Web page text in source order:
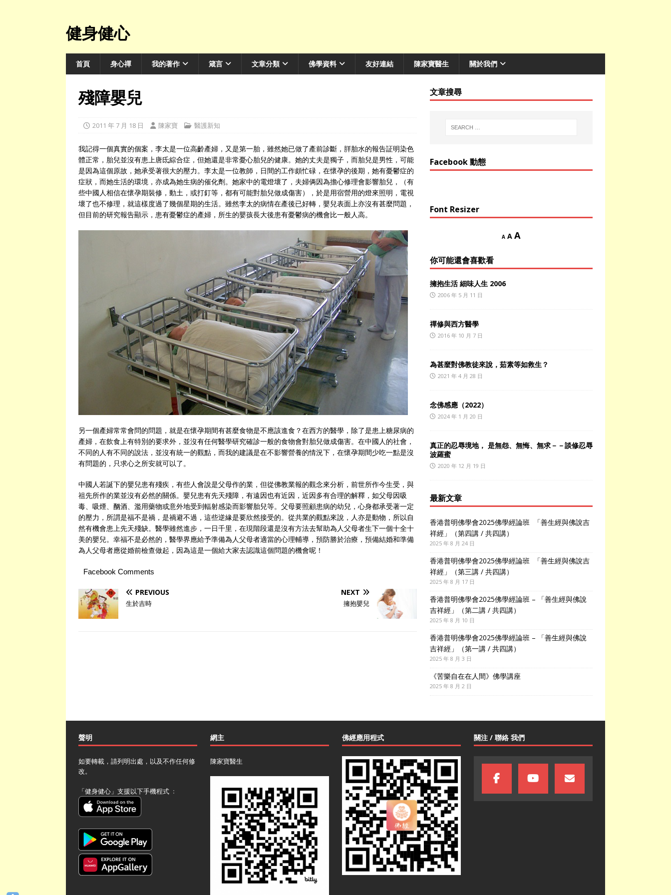
健身健心
首頁 身心禪 我的著作 箴言 文章分類 佛學資料 友好連結 陳家寶醫生 關於我們
殘障嬰兒
2011 年 7 月 18 日 陳家寶 醫護新知
我記得一個真實的個案，李太是一位高齡產婦，又是第一胎，雖然她已做了產前診斷，羘胎水的報告証明染色
體正常，胎兒並沒有患上唐氐綜合症，但她還是非常憂心胎兒的健康。她的丈夫是獨子，而胎兒是男性，可能
是因為這個原故，她承受著很大的壓力。李太是一位教師，日間的工作頗忙碌，在懷孕的後期，她有憂鬱症的
症狀，而她生活的環境，亦成為她生病的催化劑。她家中的電燈壞了，夫婦俩因為擔心修理會影響胎兒，（有
些中國人相信在懷孕期裝修，動土，或打釘等，都有可能對胎兒做成傷害），於是用宿營用的燈來照明，電視
壞了也不修理，就這樣度過了幾個星期的生活。雖然李太的病情在產後已好轉，嬰兒表面上亦沒有甚麼問題，
但目前的研究報告顯示，患有憂鬱症的產婦，所生的嬰孩長大後患有憂鬱病的機會比一般人高。
另一個產婦常常會問的問題，就是在懷孕期間有甚麼食物是不應該進食？在西方的醫學，除了是患上糖尿病的
產婦，在飲食上有特別的要求外，並沒有任何醫學研究確診一般的食物會對胎兒做成傷害。在中國人的社會，
不同的人有不同的說法，並沒有統一的觀點，而我的建議是在不影響營養的情況下，在懷孕期間少吃一點是沒
有問題的，只求心之所安就可以了。
中國人若誕下的嬰兒患有殘疾，有些人會說是父母作的業，但從佛教業報的觀念來分析，前世所作今生受，與
祖先所作的業並沒有必然的關係。嬰兒患有先天殘障，有遠因也有近因，近因多有合理的解釋，如父母因吸
毒、吸煙、酗酒、濫用藥物或意外地受到輻射感染而影響胎兒等。父母要照顧患病的幼兒，心身都承受著一定
的壓力，所謂是福不是禍，是禍避不過，這些逆緣是要欣然接受的。從共業的觀點來說，人亦是動物，所以自
然有機會患上先天殘缺。醫學雖然進步，一日千里，在現階段還是沒有方法去幫助為人父母者生下一個十全十
美的嬰兒。幸福不是必然的，醫學界應給予準備為人父母者適當的心理輔導，預防勝於治療，預備結婚和準備
為人父母者應從婚前檢查做起，因為這是一個給大家去認識這個問題的機會呢！
Facebook Comments
PREVIOUS
生於吉時
NEXT
擁抱嬰兒
文章搜尋
Facebook 動態
Font Resizer
A A A
你可能還會喜歡看
擁抱生活 細味人生 2006
2006 年 5 月 11 日
禪修與西方醫學
2016 年 10 月 7 日
為甚麼對佛教徒來說，茹素等如救生？
2021 年 4 月 28 日
念佛感應（2022）
2024 年 1 月 20 日
真正的忍辱境地， 是無怨、無悔、無求－－談修忍辱
波羅蜜
2020 年 12 月 19 日
最新文章
香港普明佛學會2025佛學經論班 「善生經與佛說吉
祥經」（第四講 / 共四講）
2025 年 8 月 24 日
香港普明佛學會2025佛學經論班 「善生經與佛說吉
祥經」（第三講 / 共四講）
2025 年 8 月 17 日
香港普明佛學會2025佛學經論班 – 「善生經與佛說
吉祥經」（第二講 / 共四講）
2025 年 8 月 10 日
香港普明佛學會2025佛學經論班 – 「善生經與佛說
吉祥經」（第一講 / 共四講）
2025 年 8 月 3 日
《苦樂自在在人間》佛學講座
2025 年 8 月 2 日
聲明
如要轉載，請列明出處，以及不作任何修
改。
「健身健心」支援以下手機程式 ﹕
網主
陳家寶醫生
佛經應用程式 關注 / 聯絡 我們